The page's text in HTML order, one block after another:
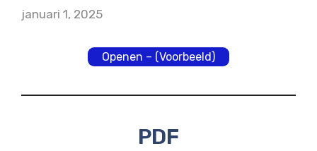
januari 1, 2025
Openen – (Voorbeeld)
PDF